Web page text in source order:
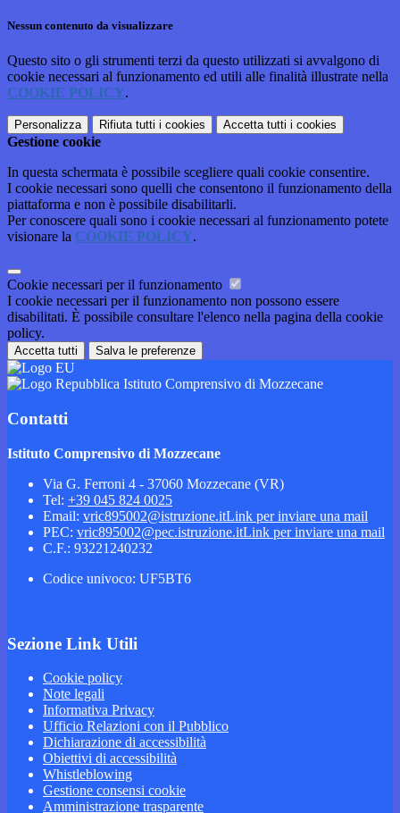
Nessun contenuto da visualizzare
Questo sito o gli strumenti terzi da questo utilizzati si avvalgono di
cookie necessari al funzionamento ed utili alle finalità illustrate nella
COOKIE POLICY.
Personalizza Rifiuta tutti i cookies Accetta tutti i cookies
Gestione cookie
In questa schermata è possibile scegliere quali cookie consentire.
I cookie necessari sono quelli che consentono il funzionamento della
piattaforma e non è possibile disabilitarli.
Per conoscere quali sono i cookie necessari al funzionamento potete
visionare la COOKIE POLICY.
Cookie necessari per il funzionamento
I cookie necessari per il funzionamento non possono essere
disabilitati. È possibile consultare l'elenco nella pagina della cookie
policy.
Accetta tutti Salva le preferenze
Istituto Comprensivo di Mozzecane
Contatti
Istituto Comprensivo di Mozzecane
Via G. Ferroni 4 - 37060 Mozzecane (VR)
Tel: +39 045 824 0025
Email: vric895002@istruzione.itLink per inviare una mail
PEC: vric895002@pec.istruzione.itLink per inviare una mail
C.F.: 93221240232
Codice univoco: UF5BT6
Sezione Link Utili
Cookie policy
Note legali
Informativa Privacy
Ufficio Relazioni con il Pubblico
Dichiarazione di accessibilità
Obiettivi di accessibilità
Whistleblowing
Gestione consensi cookie
Amministrazione trasparente